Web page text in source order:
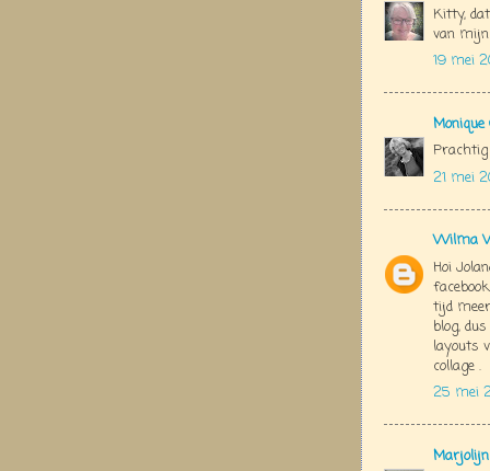
Kitty,
van
19 mei
Monique
Prachtig
21 mei
Wilma
Hoi
tijd
blog,
layouts
collage .
25 mei